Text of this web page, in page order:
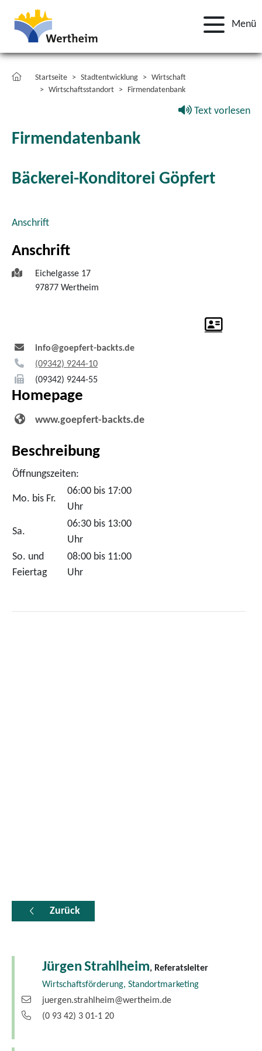
Menü
Startseite Stadtentwicklung
Wirtschaft
Wirtschaftsstandort
Firmendatenbank
Text vorlesen
Firmendatenbank
Bäckerei-Konditorei Göpfert
Anschrift
Anschrift
Eichelgasse 17
97877 Wertheim
info@goepfert-backts.de
(09342) 9244-10
(09342) 9244-55
Homepage
www.goepfert-backts.de
Beschreibung
Öffnungszeiten:
Mo. bis Fr.
06:00 bis 17:00
Uhr
Sa.
06:30 bis 13:00
Uhr
So. und
Feiertag
08:00 bis 11:00
Uhr
Zurück
JürgenStrahlheim, Referatsleiter
Wirtschaftsförderung, Standortmarketing
juergen.strahlheim@wertheim.de
(0 93 42) 3 01-1 20